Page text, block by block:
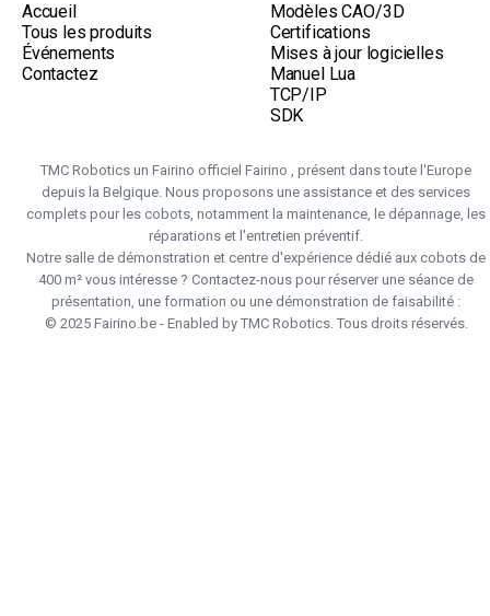
Accueil
Tous les produits
Événements
Contactez
Modèles CAO/3D
Certifications
Mises à jour logicielles
Manuel Lua
TCP/IP
SDK
TMC Robotics un Fairino officiel Fairino , présent dans toute l'Europe
depuis la Belgique. Nous proposons une assistance et des services
complets pour les cobots, notamment la maintenance, le dépannage, les
réparations et l'entretien préventif.
Notre salle de démonstration et centre d'expérience dédié aux cobots de
400 m² vous intéresse ? Contactez-nous pour réserver une séance de
présentation, une formation ou une démonstration de faisabilité :
© 2025 Fairino.be - Enabled by TMC Robotics. Tous droits réservés.